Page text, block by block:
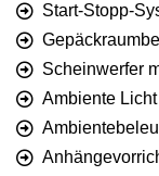
Start-Stopp-
Scheinwerfer
Ambiente Licht